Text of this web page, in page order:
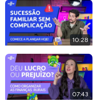
10:28
07:43